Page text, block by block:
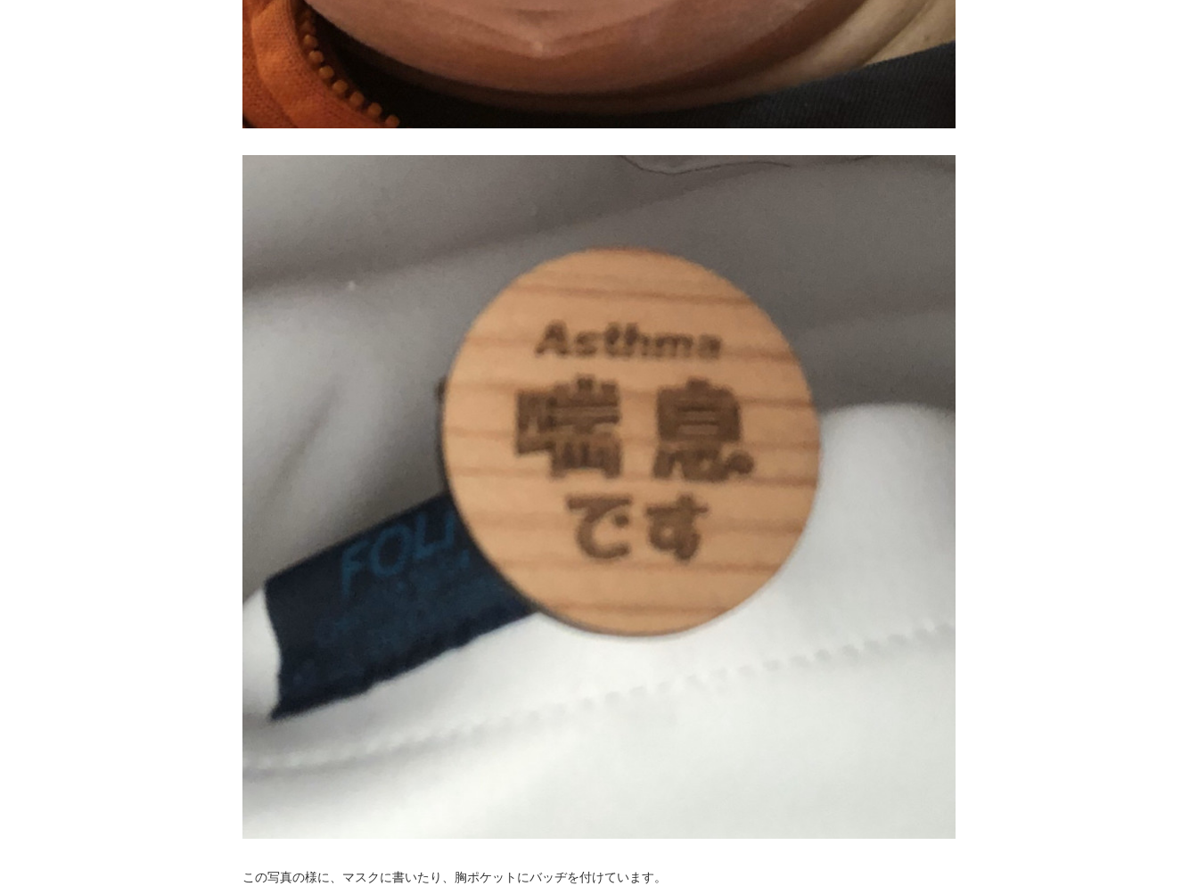
この写真の様に、マスクに書いたり、胸ポケットにバッヂを付けています。